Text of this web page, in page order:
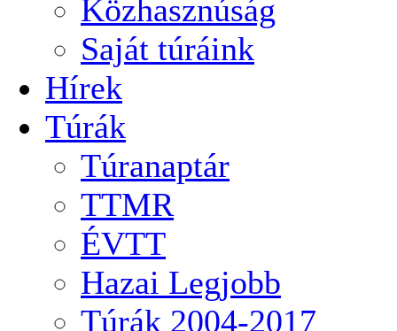
Közhasznúság
Saját túráink
Hírek
Túrák
Túranaptár
TTMR
ÉVTT
Hazai Legjobb
Túrák 2004-2017